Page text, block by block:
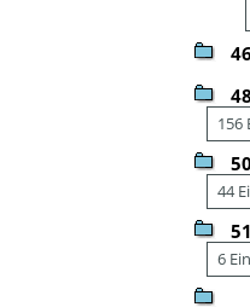
156
44
6